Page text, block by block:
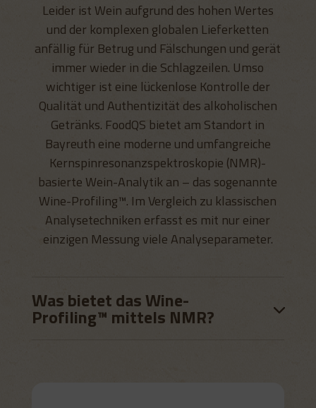
Leider ist Wein aufgrund des hohen Wertes
und der komplexen globalen Lieferketten
anfällig für Betrug und Fälschungen und gerät
immer wieder in die Schlagzeilen. Umso
wichtiger ist eine lückenlose Kontrolle der
Qualität und Authentizität des alkoholischen
Getränks. FoodQS bietet am Standort in
Bayreuth eine moderne und umfangreiche
Kernspinresonanzspektroskopie (NMR)-
basierte Wein-Analytik an – das sogenannte
Wine-Profiling™. Im Vergleich zu klassischen
Analysetechniken erfasst es mit nur einer
einzigen Messung viele Analyseparameter.
Was bietet das Wine-
Profiling™ mittels NMR?